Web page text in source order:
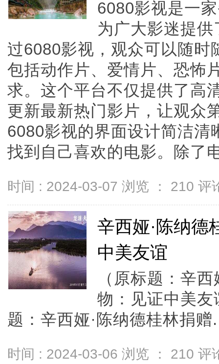
6080影视是一
为广大影迷提
过6080影视，观众可以随时
包括动作片、爱情片、恐怖
求。这个平台不仅提供了高
更新最新热门影片，让观众
6080影视的界面设计简洁清
找到自己喜欢的电影。除了
时间 : 2024-03-07 浏览 ： 210 评
辛西娅·陈纳德
中美友谊
（原标题：辛
物：见证中美
题：辛西娅·陈纳德桂林捐赠
时间 : 2024-03-06 浏览 ： 210 评